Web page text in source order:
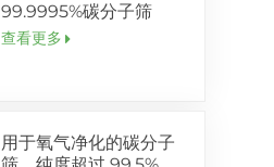
99.9995%碳分子筛
查看更多
用于氧气净化的碳分子